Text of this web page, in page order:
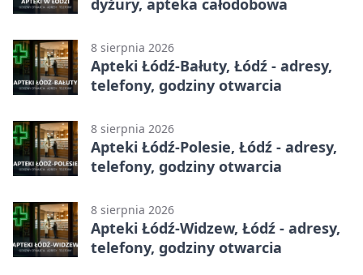
8 sierpnia 2026
Apteki Łódź-Bałuty, Łódź - adresy,
telefony, godziny otwarcia
8 sierpnia 2026
Apteki Łódź-Polesie, Łódź - adresy,
telefony, godziny otwarcia
8 sierpnia 2026
Apteki Łódź-Widzew, Łódź - adresy,
telefony, godziny otwarcia